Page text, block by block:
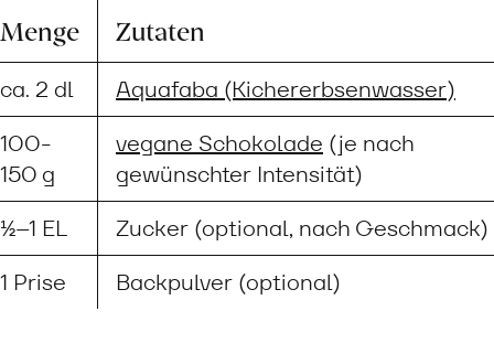
Menge Zutaten
ca. 2 dl
Aquafaba (Kichererbsenwasser)
100-
150 g
vegane Schokolade (je nach
gewünschter Intensität)
½–1 EL
Zucker (optional, nach Geschmack)
1 Prise
Backpulver (optional)